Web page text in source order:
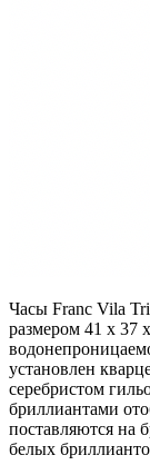
Часы Franc Vila
размером 41 x 37
установлен
серебристом
бриллиантами
поставляются на
белых